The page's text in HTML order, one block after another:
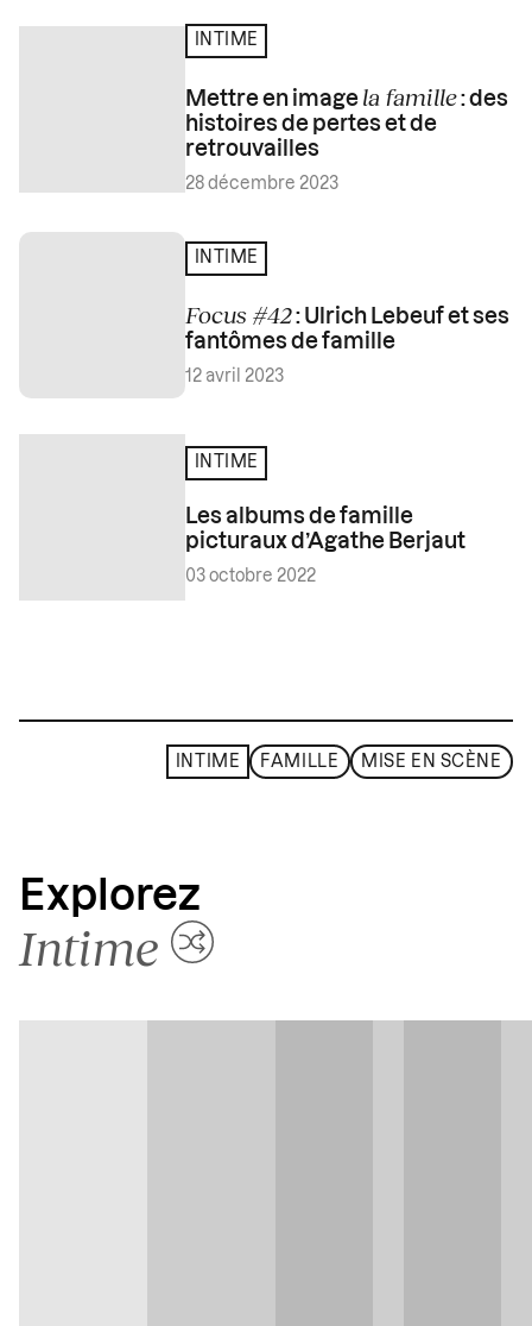
INTIME
Mettre en image la famille: des
histoires de pertes et de
retrouvailles
28 décembre 2023
INTIME
Focus #42: Ulrich Lebeuf et ses
fantômes de famille
12 avril 2023
INTIME
Les albums de famille
picturaux d’Agathe Berjaut
03 octobre 2022
INTIME FAMILLE MISE EN SCÈNE
Explorez
Intime